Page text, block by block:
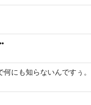
にも知らないんですぅ。